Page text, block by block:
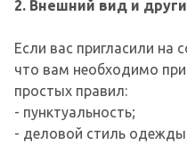
2. Внешний вид и
Если вас пригласили на
что вам необходимо
простых правил:
- пунктуальность;
- деловой стиль